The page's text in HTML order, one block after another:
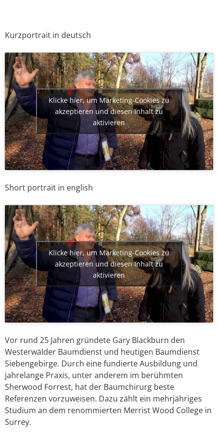
Kurzportrait in deutsch
Klicke hier, um Marketing-Cookies zu
akzeptieren und diesen Inhalt zu
aktivieren
Short portrait in english
Klicke hier, um Marketing-Cookies zu
akzeptieren und diesen Inhalt zu
aktivieren
Vor rund 25 Jahren gründete Gary Blackburn den
Westerwälder Baumdienst und heutigen Baumdienst
Siebengebirge. Durch eine fundierte Ausbildung und
jahrelange Praxis, unter anderem im berühmten
Sherwood Forrest, hat der Baumchirurg beste
Referenzen vorzuweisen. Dazu zählt ein mehrjähriges
Studium an dem renommierten Merrist Wood College in
Surrey.